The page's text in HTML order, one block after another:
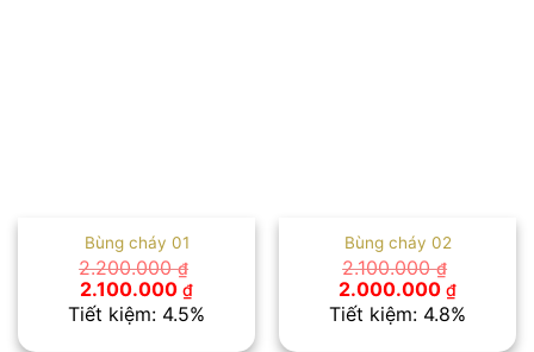
Bùng cháy 01
2.200.000₫
Giá
gốc
là:
2.100.000 ₫Giá
hiện
tại
Tiết kiệm: 4.5%
Bùng cháy 02
2.100.000₫
Giá
gốc
là:
2.000.000 ₫Giá
hiện
tại
Tiết kiệm: 4.8%